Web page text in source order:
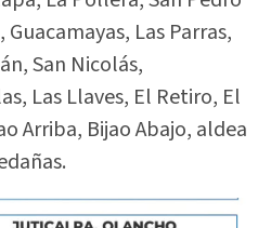
Las Parras,
San Nicolás,
Las Llaves, El Retiro, El
Arriba, Bijao Abajo, aldea